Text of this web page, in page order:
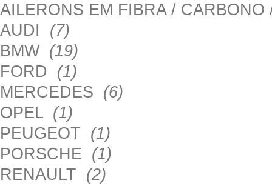
AILERONS EM FIBRA /
AUDI (7)
BMW (19)
FORD (1)
MERCEDES (6)
OPEL (1)
PEUGEOT (1)
PORSCHE (1)
RENAULT (2)